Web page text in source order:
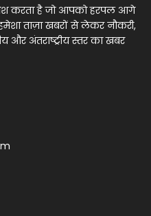
करता है जो आपको हरपल आगे
ताज़ा खबरों से लेकर नौकरी,
और अंतराष्ट्रीय स्तर का खबर